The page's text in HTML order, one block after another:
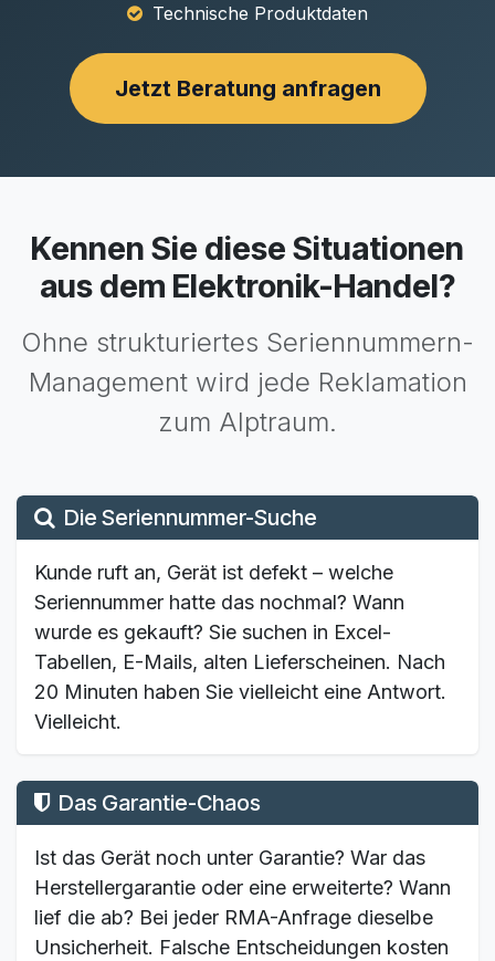
Technische Produktdaten
Jetzt Beratung anfragen
Kennen Sie diese Situationen
aus dem Elektronik-Handel?
Ohne strukturiertes Seriennummern-
Management wird jede Reklamation
zum Alptraum.
Die Seriennummer-Suche
Kunde ruft an, Gerät ist defekt – welche
Seriennummer hatte das nochmal? Wann
wurde es gekauft? Sie suchen in Excel-
Tabellen, E-Mails, alten Lieferscheinen. Nach
20 Minuten haben Sie vielleicht eine Antwort.
Vielleicht.
Das Garantie-Chaos
Ist das Gerät noch unter Garantie? War das
Herstellergarantie oder eine erweiterte? Wann
lief die ab? Bei jeder RMA-Anfrage dieselbe
Unsicherheit. Falsche Entscheidungen kosten